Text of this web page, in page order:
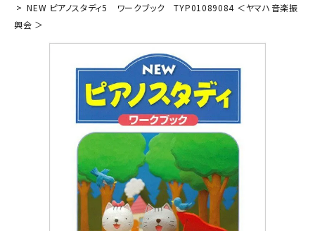
NEW ピアノスタディ5 ワークブック TYP01089084 ＜ヤマハ音楽振
興会 ＞